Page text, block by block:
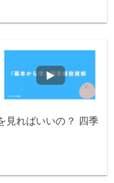
見ればいいの？ 四季